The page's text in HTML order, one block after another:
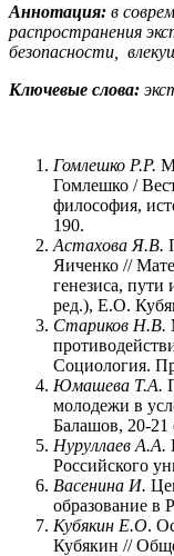
Аннотация: в
распространения
безопасности,
Ключевые слова:
Гомлешко Р.Р.
Гомлешко /
философия,
190.
Астахова Я.В.
Яиченко //
генезиса, пути
ред.), Е.О.
Стариков Н.В.
Социология.
Юмашева Т.А.
молодежи в
Балашов, 20-21
Нуруллаев А.А.
Российского
Васенина И.
образование в
Кубякин Е.О.
Кубякин //